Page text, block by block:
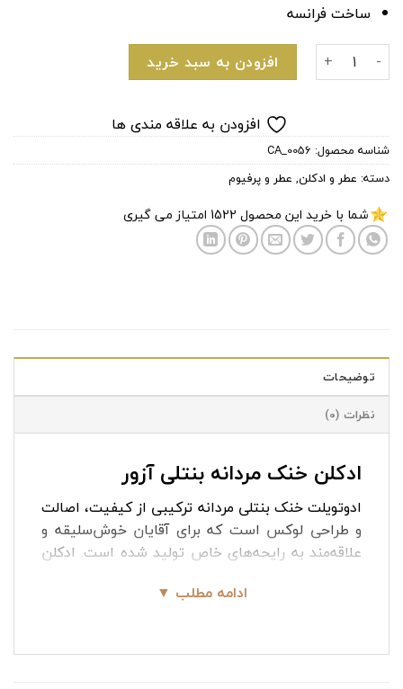
ساخت فرانسه
ادکلن مردانه خنک دریایی بنتلی فور من آزور عدد
افزودن به سبد خرید
افزودن به علاقه مندی ها
شناسه محصول: CA_0056
دسته: عطر و ادکلن, عطر و پرفیوم
شما با خرید این محصول 1522 امتیاز می گیری
توضیحات
نظرات (0)
ادکلن خنک مردانه بنتلی آزور
ادوتویلت خنک بنتلی مردانه ترکیبی از کیفیت، اصالت
و طراحی لوکس است که برای آقایان خوش‌سلیقه و
علاقه‌مند به رایحه‌های خاص تولید شده است. ادکلن
مرکباتی، گیاهی، ادویه‌ای و چوبی، رایحه‌ای متعادل و
ادامه مطلب ▼